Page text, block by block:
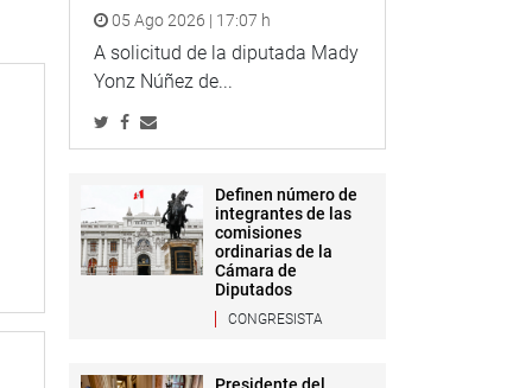
05 Ago 2026 | 17:07 h
A solicitud de la diputada Mady
Yonz Núñez de...
Definen número de
integrantes de las
comisiones
ordinarias de la
Cámara de
Diputados
CONGRESISTA